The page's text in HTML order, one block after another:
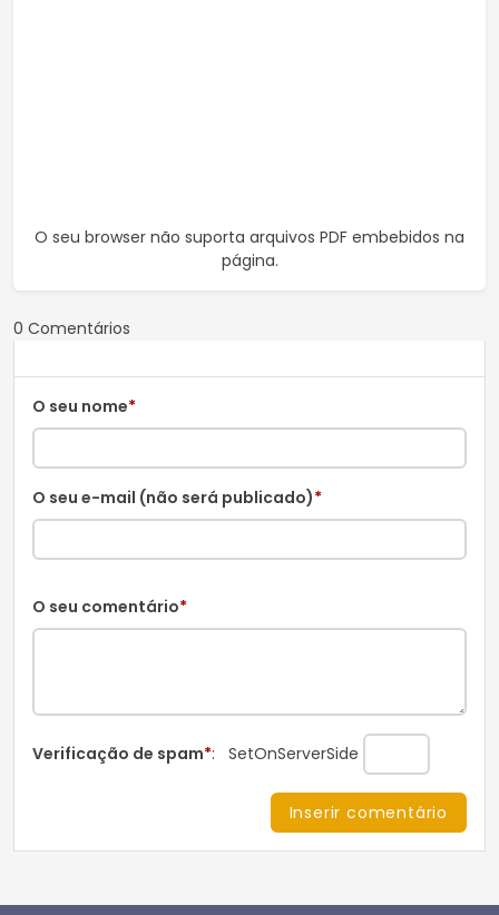
O seu browser não suporta arquivos PDF embebidos na
página.
0 Comentários
O seu nome*
O seu e-mail (não será publicado)*
O seu comentário*
Verificação de spam*: SetOnServerSide